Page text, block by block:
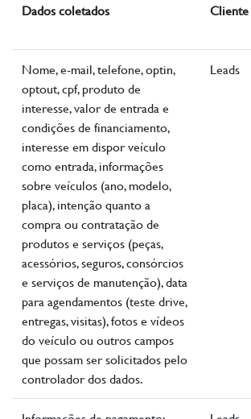
Dados coletados
Cliente
Nome, e-mail, telefone, optin,
optout, cpf, produto de
interesse, valor de entrada e
condições de financiamento,
interesse em dispor veículo
como entrada, informações
sobre veículos (ano, modelo,
placa), intenção quanto a
compra ou contratação de
produtos e serviços (peças,
acessórios, seguros, consórcios
e serviços de manutenção), data
para agendamentos (teste drive,
entregas, visitas), fotos e vídeos
do veículo ou outros campos
que possam ser solicitados pelo
controlador dos dados.
Leads